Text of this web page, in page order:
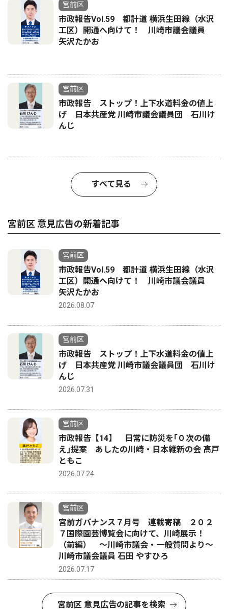
宮前区
市政報告Vol.59 都計道 横浜生田線（水沢
工区）開通へ向けて！ 川崎市議会議員
矢沢たかお
宮前区
市政報告 ストップ！上下水道料金の値上
げ 日本共産党 川崎市議会議員団 石川け
んじ
すべて見る
宮前区 意見広告の新着記事
宮前区
市政報告Vol.59 都計道 横浜生田線（水沢
工区）開通へ向けて！ 川崎市議会議員
矢沢たかお
2026.08.07
宮前区
市政報告 ストップ！上下水道料金の値上
げ 日本共産党 川崎市議会議員団 石川け
んじ
2026.07.31
宮前区
市政報告【14】 日常に防災を｢０次の備
え｣提案 あしたの川崎・日本維新の会 高戸
ともこ
2026.07.24
宮前区
宮前ガバナンス７月号 連載寄稿 ２０２
７国際園芸博覧会に向けて、川崎展示！
（前編） 〜川崎市議会・一般質問より〜
川崎市議会議員 石田 やすひろ
2026.07.17
宮前区 意見広告の記事を検索